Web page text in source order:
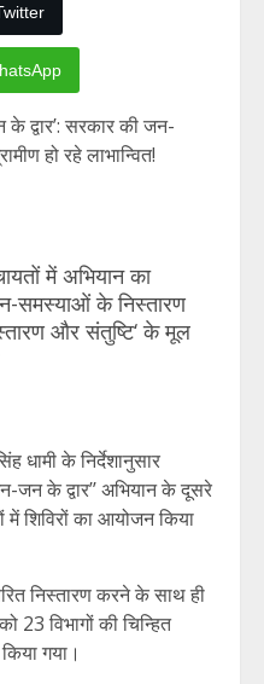
द्वार’: सरकार की जन-
हो रहे लाभान्वित!
में अभियान का
समस्याओं के निस्तारण
और संतुष्टि‘ के मूल
धामी के निर्देशानुसार
के द्वार’’ अभियान के दूसरे
शिविरों का आयोजन किया
निस्तारण करने के साथ ही
23 विभागों की चिन्हित
गया।